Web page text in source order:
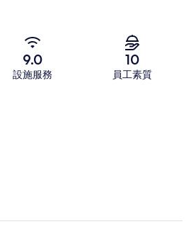
9.0
設施服務
10
員工素質